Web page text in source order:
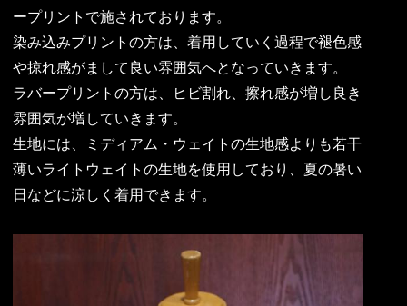
ープリントで施されております。
染み込みプリントの方は、着用していく過程で褪色感
や掠れ感がまして良い雰囲気へとなっていきます。
ラバープリントの方は、ヒビ割れ、擦れ感が増し良き
雰囲気が増していきます。
生地には、ミディアム・ウェイトの生地感よりも若干
薄いライトウェイトの生地を使用しており、夏の暑い
日などに涼しく着用できます。